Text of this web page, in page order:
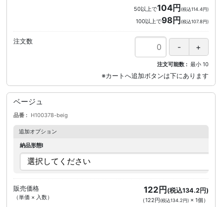
50以上で104円(税込114.4円)
100以上で98円(税込107.8円)
注文数
注文可能数 最小 10
ベージュ
品番 H100378-beig
追加オプション
納品形態I
販売価格
（単価 × 入数）
122円(税込134.2円)
（122円(税込134.2円)× 1個 ）